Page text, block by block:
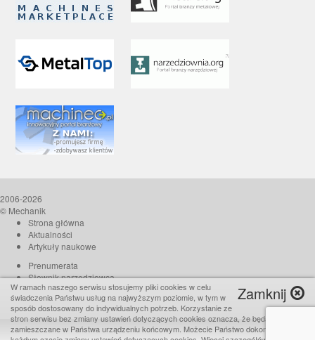
2006-2026
© Mechanik
Strona główna
Aktualności
Artykuły naukowe
Prenumerata
Słownik narzędziowca
O czasopiśmie
Reklama
Kontakt
Zamknij
W ramach naszego serwisu stosujemy pliki cookies w celu
świadczenia Państwu usług na najwyższym poziomie, w tym w
sposób dostosowany do indywidualnych potrzeb. Korzystanie ze
stron serwisu bez zmiany ustawień dotyczących cookies oznacza, że będą one
zamieszczane w Państwa urządzeniu końcowym. Możecie Państwo dokonać w